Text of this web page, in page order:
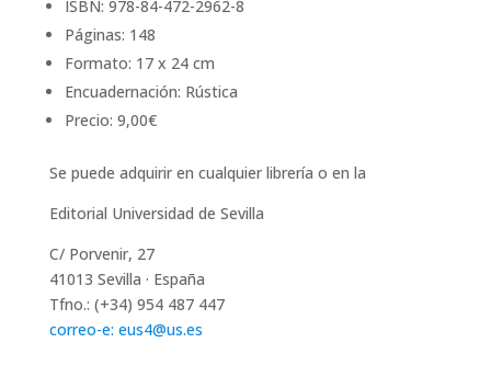
ISBN: 978-84-472-2962-8
Páginas: 148
Formato: 17 x 24 cm
Encuadernación: Rústica
Precio: 9,00€
Se puede adquirir en cualquier librería o en la
Editorial Universidad de Sevilla
C/ Porvenir, 27
41013 Sevilla · España
Tfno.: (+34) 954 487 447
correo-e: eus4@us.es